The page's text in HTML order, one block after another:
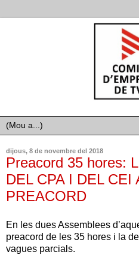
dijous, 8 de novembre del 2018
Preacord 35 hores:
DEL CPA I DEL CEI
PREACORD
En les dues Assemblees
preacord de les 35 hores i la
vagues parcials.